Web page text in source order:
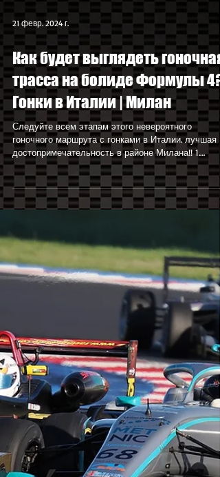
21 февр. 2024 г.
Как будет выглядеть гоночная
трасса на болиде Формулы 4? |
Следуйте всем этапам этого невероятного
гоночного маршрута с гонками в Италии. лучшая
достопримечательность в районе Милана!! 1.
Брифинг...